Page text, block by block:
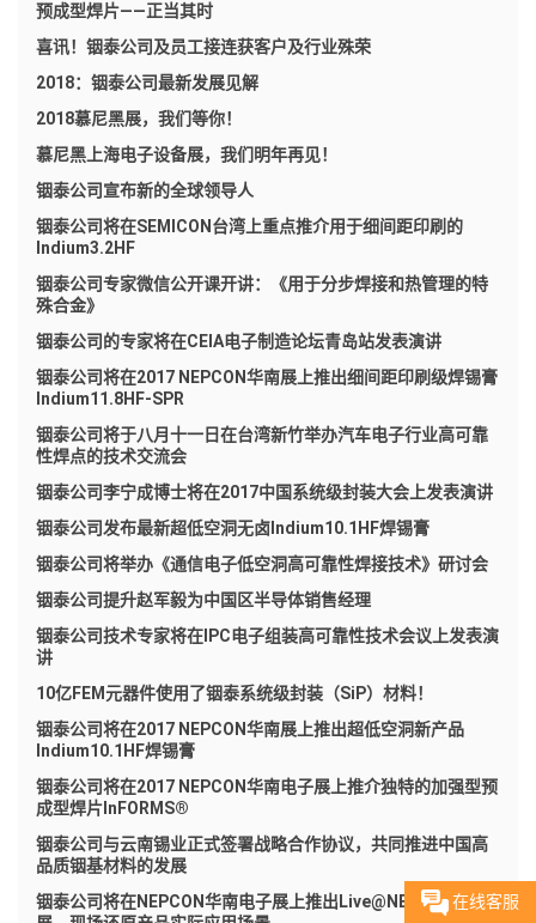
在线客服
预成型焊片——正当其时
喜讯！铟泰公司及员工接连获客户及行业殊荣
2018：铟泰公司最新发展见解
2018慕尼黑展，我们等你！
慕尼黑上海电子设备展，我们明年再见！
铟泰公司宣布新的全球领导人
铟泰公司将在SEMICON台湾上重点推介用于细间距印刷的
Indium3.2HF
铟泰公司专家微信公开课开讲：《用于分步焊接和热管理的特
殊合金》
铟泰公司的专家将在CEIA电子制造论坛青岛站发表演讲
铟泰公司将在2017 NEPCON华南展上推出细间距印刷级焊锡膏
Indium11.8HF-SPR
铟泰公司将于八月十一日在台湾新竹举办汽车电子行业高可靠
性焊点的技术交流会
铟泰公司李宁成博士将在2017中国系统级封装大会上发表演讲
铟泰公司发布最新超低空洞无卤Indium10.1HF焊锡膏
铟泰公司将举办《通信电子低空洞高可靠性焊接技术》研讨会
铟泰公司提升赵军毅为中国区半导体销售经理
铟泰公司技术专家将在IPC电子组装高可靠性技术会议上发表演
讲
10亿FEM元器件使用了铟泰系统级封装（SiP）材料！
铟泰公司将在2017 NEPCON华南展上推出超低空洞新产品
Indium10.1HF焊锡膏
铟泰公司将在2017 NEPCON华南电子展上推介独特的加强型预
成型焊片InFORMS®
铟泰公司与云南锡业正式签署战略合作协议，共同推进中国高
品质铟基材料的发展
铟泰公司将在NEPCON华南电子展上推出Live@NEPCON华南